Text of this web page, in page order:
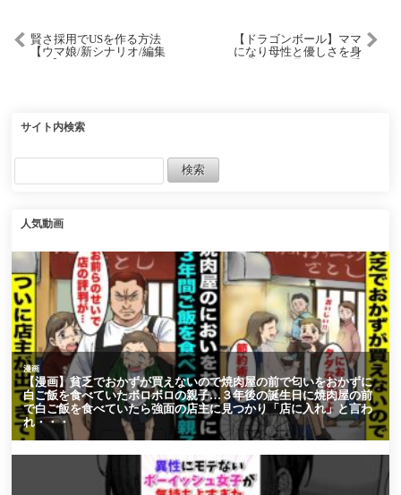
賢さ採用でUSを作る方法
【ウマ娘/新シナリオ/編集
【ドラゴンボール】ママ
になり母性と優しさを身
サイト内検索
人気動画